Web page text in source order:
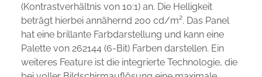
(Kontrastverhältnis von 10:1) an. Die Helligkeit
beträgt hierbei annähernd 200 cd/m². Das Panel
hat eine brillante Farbdarstellung und kann eine
Palette von 262144 (6-Bit) Farben darstellen. Ein
weiteres Feature ist die integrierte Technologie, die